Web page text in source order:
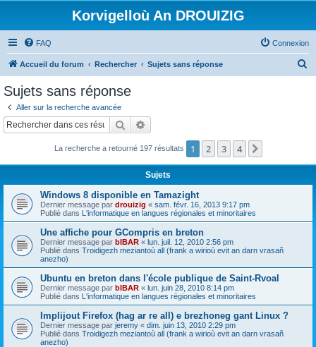
Korvigelloù An DROUIZIG
FAQ Connexion
Accueil du forum Rechercher Sujets sans réponse
c
Sujets sans réponse
Aller sur la recherche avancée
Rechercher
La recherche a retourné 197 résultats 1 2 3 4
Sujets
Windows 8 disponible en Tamazight
Dernier message par drouizig « sam. févr. 16, 2013 9:17 pm
Publié dans L'informatique en langues régionales et minoritaires
Une affiche pour GCompris en breton
Dernier message par bIBAR « lun. juil. 12, 2010 2:56 pm
Publié dans Troidigezh meziantoù all (frank a wirioù evit an darn vrasañ
anezho)
Ubuntu en breton dans l'école publique de Saint-Rvoal
Dernier message par bIBAR « lun. juin 28, 2010 8:14 pm
Publié dans L'informatique en langues régionales et minoritaires
Implijout Firefox (hag ar re all) e brezhoneg gant Linux ?
Dernier message par jeremy « dim. juin 13, 2010 2:29 pm
Publié dans Troidigezh meziantoù all (frank a wirioù evit an darn vrasañ
anezho)